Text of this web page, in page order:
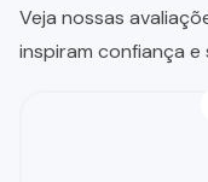
Veja nossas
inspiram confiança